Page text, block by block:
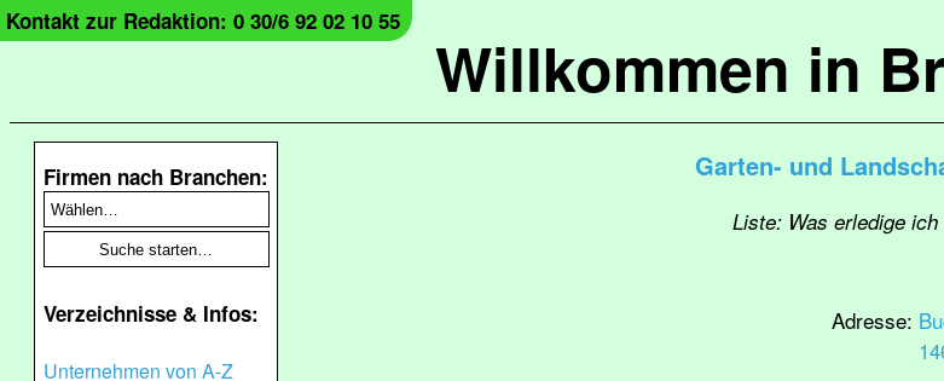
Willkommen in
Kontakt zur Redaktion: 0 30/6 92 02 10 55
Firmen nach Branchen:
Verzeichnisse & Infos:
Unternehmen von A-Z
Garten- und
Liste: Was erledige
Adresse: